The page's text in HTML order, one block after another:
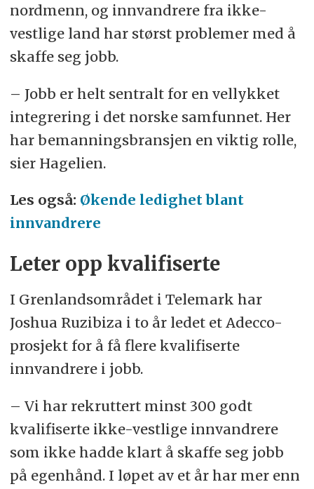
nordmenn, og innvandrere fra ikke-
vestlige land har størst problemer med å
skaffe seg jobb.
– Jobb er helt sentralt for en vellykket
integrering i det norske samfunnet. Her
har bemanningsbransjen en viktig rolle,
sier Hagelien.
Les også: Økende ledighet blant
innvandrere
Leter opp kvalifiserte
I Grenlandsområdet i Telemark har
Joshua Ruzibiza i to år ledet et Adecco-
prosjekt for å få flere kvalifiserte
innvandrere i jobb.
– Vi har rekruttert minst 300 godt
kvalifiserte ikke-vestlige innvandrere
som ikke hadde klart å skaffe seg jobb
på egenhånd. I løpet av et år har mer enn